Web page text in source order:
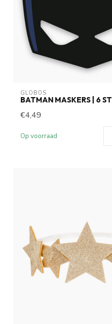
GLOBOS
BATMAN MASKERS | 6
€4,49
Op voorraad